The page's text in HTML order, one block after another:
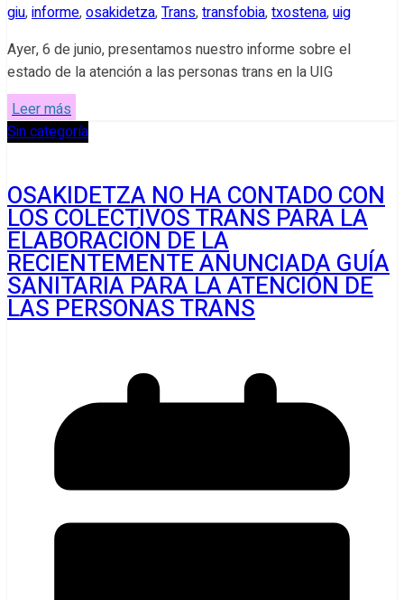
giu,informe,osakidetza,Trans,transfobia,txostena,uig
Ayer, 6 de junio, presentamos nuestro informe sobre el
estado de la atención a las personas trans en la UIG
Leer más
Sin categoría
OSAKIDETZA NO HA CONTADO CON
LOS COLECTIVOS TRANS PARA LA
ELABORACIÓN DE LA
RECIENTEMENTE ANUNCIADA GUÍA
SANITARIA PARA LA ATENCIÓN DE
LAS PERSONAS TRANS